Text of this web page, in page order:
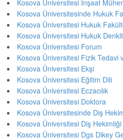
Kosova Üniversitesi İnşaat
Kosova Üniversitesinde Hukuk
Kosova Üniversitesi Hukuk
Kosova Üniversitesi Hukuk
Kosova Üniversitesi Forum
Kosova Üniversitesi Fizik Tedavi
Kosova Üniversitesi Ekşi
Kosova Üniversitesi Eğitim Dili
Kosova Üniversitesi Eczacılık
Kosova Üniversitesi Doktora
Kosova Üniversitesinde Diş
Kosova Üniversitesi Diş Hekimliği
Kosova Üniversitesi Dgs Dikey